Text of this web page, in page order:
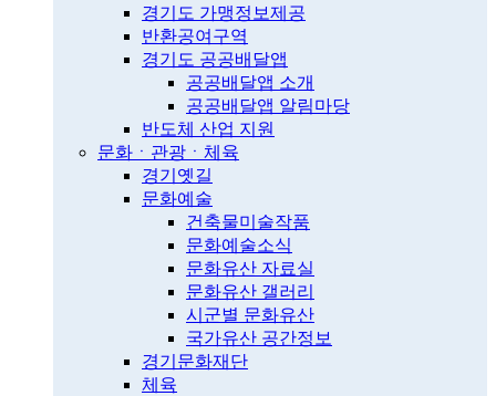
경기도 가맹정보제공
반환공여구역
경기도 공공배달앱
공공배달앱 소개
공공배달앱 알림마당
반도체 산업 지원
문화ㆍ관광ㆍ체육
경기옛길
문화예술
건축물미술작품
문화예술소식
문화유산 자료실
문화유산 갤러리
시군별 문화유산
국가유산 공간정보
경기문화재단
체육